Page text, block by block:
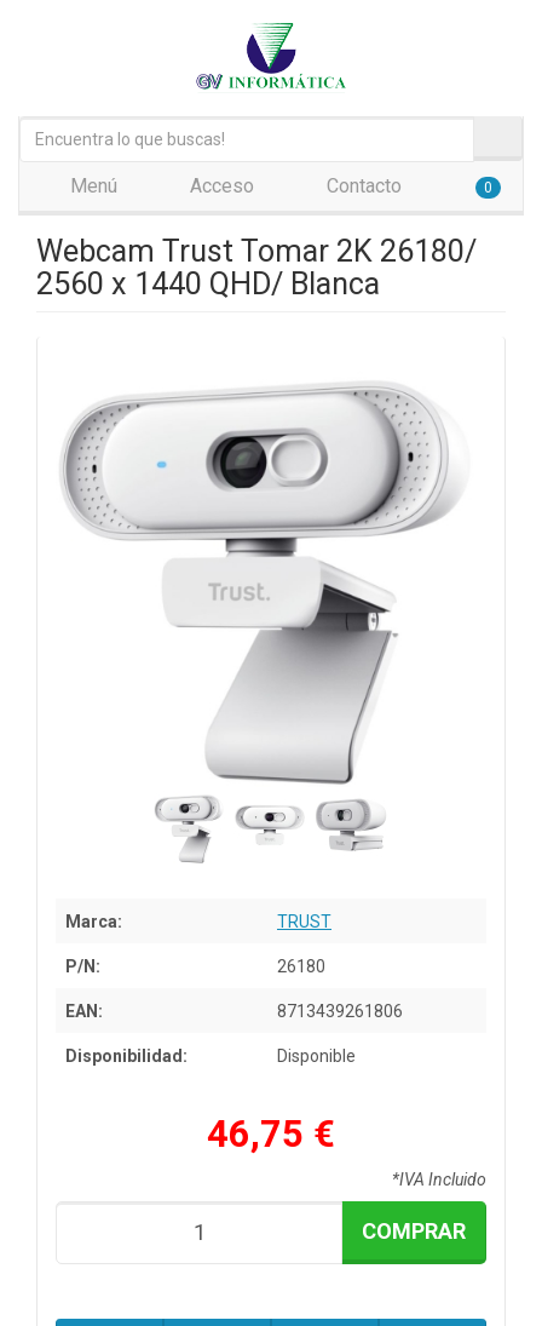
Menú Acceso Contacto 0
Webcam Trust Tomar 2K 26180/
2560 x 1440 QHD/ Blanca
Marca: TRUST
P/N: 26180
EAN: 8713439261806
Disponibilidad: Disponible
46,75 €
*IVA Incluido
COMPRAR